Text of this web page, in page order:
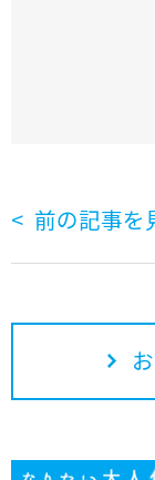
前の記事を